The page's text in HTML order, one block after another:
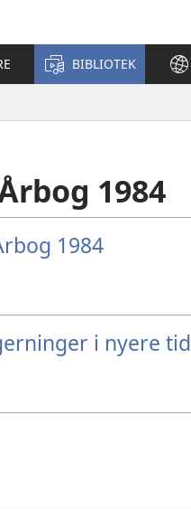
BIBLIOTEK
1984
1984
i nyere tid